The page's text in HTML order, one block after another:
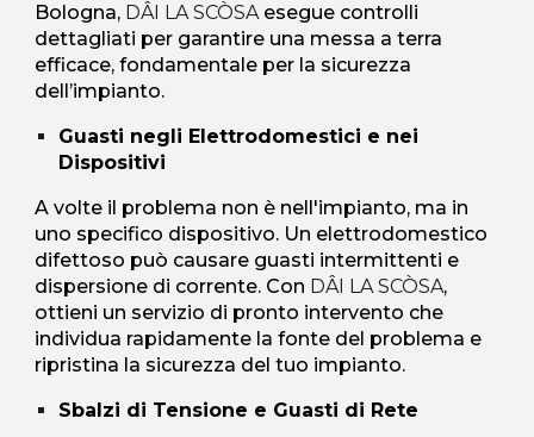
Bologna, DÂI LA SCÒSAesegue controlli
dettagliati per garantire una messa a terra
efficace, fondamentale per la sicurezza
dell’impianto.
Guasti negli Elettrodomestici e nei
Dispositivi
A volte il problema non è nell'impianto, ma in
uno specifico dispositivo. Un elettrodomestico
difettoso può causare guasti intermittenti e
dispersione di corrente. Con DÂI LA SCÒSA,
ottieni un servizio di pronto intervento che
individua rapidamente la fonte del problema e
ripristina la sicurezza del tuo impianto.
Sbalzi di Tensione e Guasti di Rete